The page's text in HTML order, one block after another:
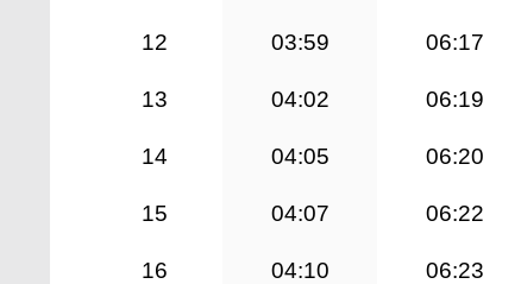
12 03:59 06:17
13 04:02 06:19
14 04:05 06:20
15 04:07 06:22
16 04:10 06:23